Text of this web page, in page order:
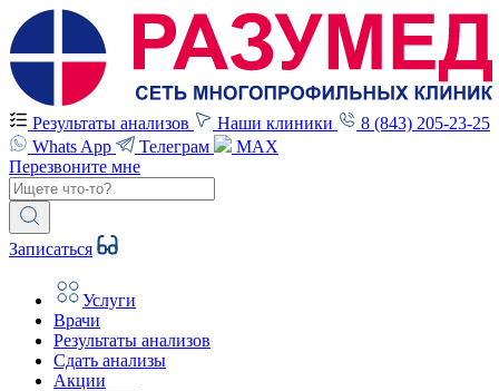
Результаты анализов Наши клиники
8 (843) 205-23-25
Whats App
Телеграм
MAX
Перезвоните мне
Записаться
Услуги
Врачи
Результаты анализов
Сдать анализы
Акции